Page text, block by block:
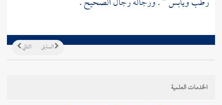
التالي السابق
الخدمات العلمية